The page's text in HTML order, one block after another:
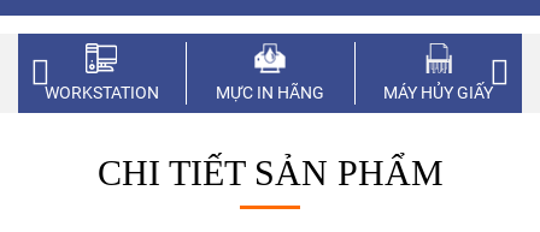
WORKSTATION MỰC IN HÃNG MÁY HỦY GIẤY
CHI TIẾT SẢN PHẨM